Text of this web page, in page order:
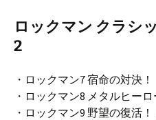
ロックマン クラシ
2
・ロックマン7 宿命の対決！
・ロックマン8 メタルヒー
・ロックマン9 野望の復活！